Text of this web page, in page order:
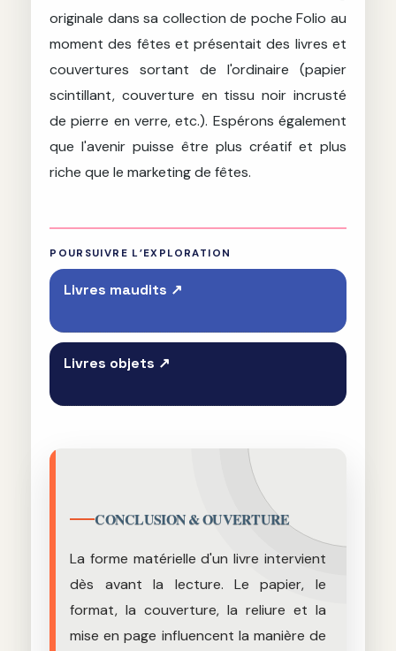
originale dans sa collection de poche Folio au
moment des fêtes et présentait des livres et
couvertures sortant de l'ordinaire (papier
scintillant, couverture en tissu noir incrusté
de pierre en verre, etc.). Espérons également
que l'avenir puisse être plus créatif et plus
riche que le marketing de fêtes.
POURSUIVRE L’EXPLORATION
Livres maudits ↗
Livres objets ↗
CONCLUSION & OUVERTURE
La forme matérielle d'un livre intervient
dès avant la lecture. Le papier, le
format, la couverture, la reliure et la
mise en page influencent la manière de